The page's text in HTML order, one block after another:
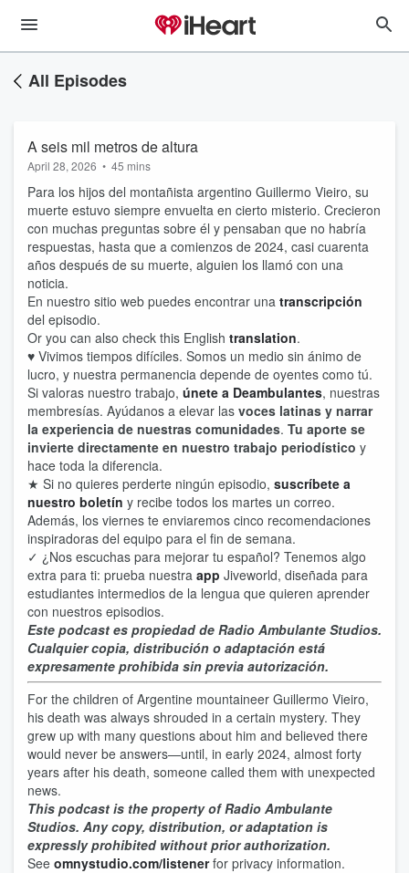
All Episodes
A seis mil metros de altura
April 28, 2026 • 45 mins
Para los hijos del montañista argentino Guillermo Vieiro, su
muerte estuvo siempre envuelta en cierto misterio. Crecieron
con muchas preguntas sobre él y pensaban que no habría
respuestas, hasta que a comienzos de 2024, casi cuarenta
años después de su muerte, alguien los llamó con una
noticia.
En nuestro sitio web puedes encontrar una transcripción
del episodio.
Or you can also check this English translation.
♥ Vivimos tiempos difíciles. Somos un medio sin ánimo de
lucro, y nuestra permanencia depende de oyentes como tú.
Si valoras nuestro trabajo, únete a Deambulantes, nuestras
membresías. Ayúdanos a elevar las voces latinas y narrar
la experiencia de nuestras comunidades. Tu aporte se
invierte directamente en nuestro trabajo periodístico y
hace toda la diferencia.
★ Si no quieres perderte ningún episodio, suscríbete a
nuestro boletín y recibe todos los martes un correo.
Además, los viernes te enviaremos cinco recomendaciones
inspiradoras del equipo para el fin de semana.
✓ ¿Nos escuchas para mejorar tu español? Tenemos algo
extra para ti: prueba nuestra app Jiveworld, diseñada para
estudiantes intermedios de la lengua que quieren aprender
con nuestros episodios.
Este podcast es propiedad de Radio Ambulante Studios.
Cualquier copia, distribución o adaptación está
expresamente prohibida sin previa autorización.
For the children of Argentine mountaineer Guillermo Vieiro,
his death was always shrouded in a certain mystery. They
grew up with many questions about him and believed there
would never be answers—until, in early 2024, almost forty
years after his death, someone called them with unexpected
news.
This podcast is the property of Radio Ambulante
Studios. Any copy, distribution, or adaptation is
expressly prohibited without prior authorization.
See omnystudio.com/listenerfor privacy information.